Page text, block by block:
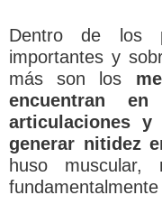
Dentro de los
importantes y
más son los
encuentran
articulaciones y
generar nitidez
huso muscular,